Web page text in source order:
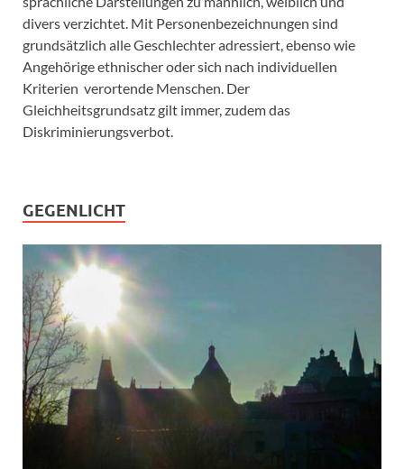
divers verzichtet. Mit Personenbezeichnungen sind
grundsätzlich alle Geschlechter adressiert, ebenso wie
Angehörige ethnischer oder sich nach individuellen
Kriterien verortende Menschen. Der
Gleichheitsgrundsatz gilt immer, zudem das
Diskriminierungsverbot.
GEGENLICHT